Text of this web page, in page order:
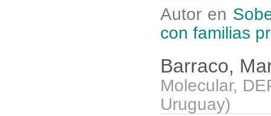
Autor en
con familias
Barraco,
Molecular,
Uruguay)